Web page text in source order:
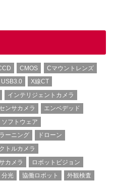
CMOS
Cマウントレンズ
USB3.0
X線CT
インテリジェントカメラ
ンサカメラ
エンベデッド
ソフトウェア
ーニング
ドローン
トルカメラ
カメラ
ロボットビジョン
分光 協働ロボット
外観検査